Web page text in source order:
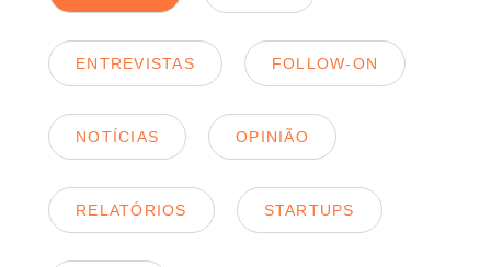
ENTREVISTAS FOLLOW-ON
NOTÍCIAS OPINIÃO
RELATÓRIOS STARTUPS